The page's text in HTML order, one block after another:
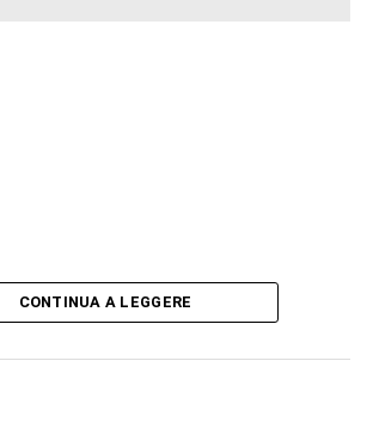
CONTINUA A LEGGERE